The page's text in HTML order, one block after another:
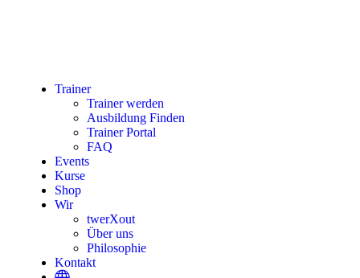
Trainer
Trainer werden
Ausbildung Finden
Trainer Portal
FAQ
Events
Kurse
Shop
Wir
twerXout
Über uns
Philosophie
Kontakt